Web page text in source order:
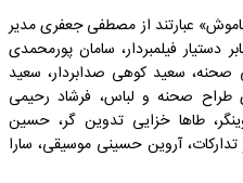
عبارتند از مصطفی جعفری مدیر
دستیار فیلمبردار، سامان پورمحمدی
صحنه، سعید کوهی صدابردار، سعید
طراح صحنه و لباس، فرشاد رحیمی
طاها خزایی تدوین گر، حسین
آروین حسینی موسیقی، سارا